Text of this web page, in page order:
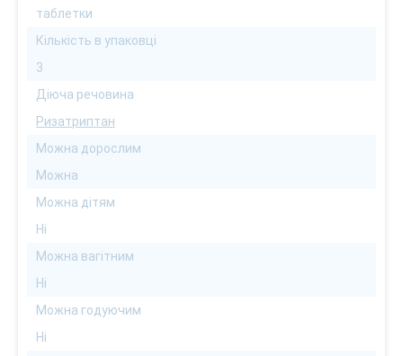
таблетки
Кількість в упаковці
3
Діюча речовина
Ризатриптан
Можна дорослим
Можна
Можна дітям
Ні
Можна вагітним
Ні
Можна годуючим
Ні